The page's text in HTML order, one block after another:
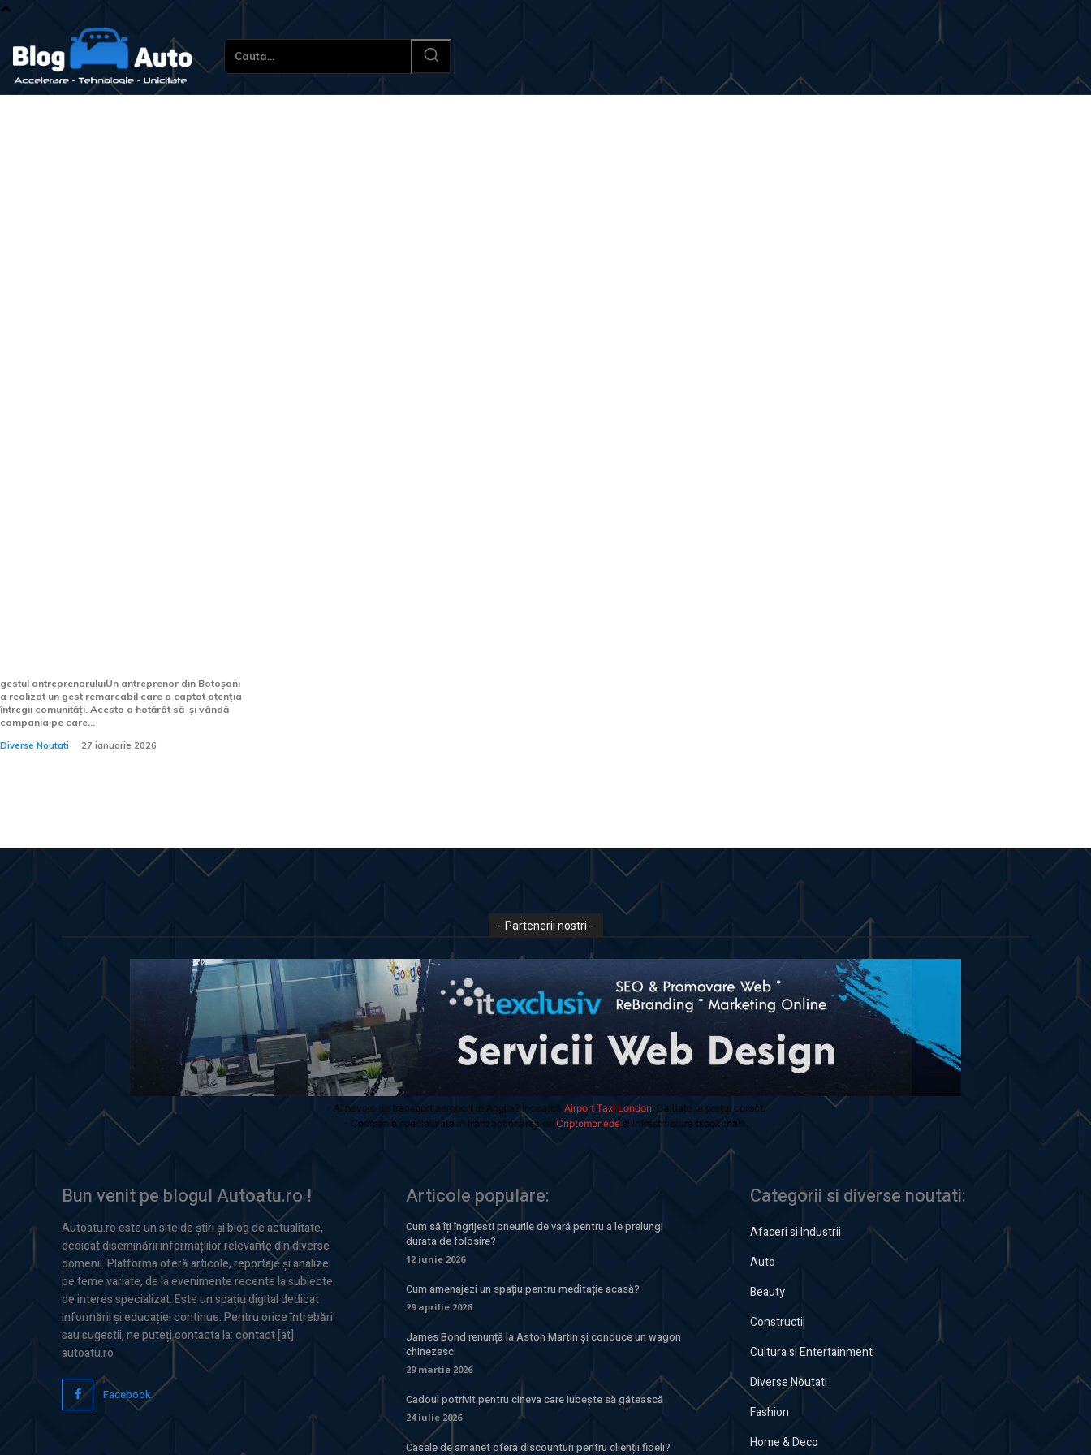
Cauta...
gestul antreprenoruluiUn antreprenor din Botoșani
a realizat un gest remarcabil care a captat atenția
întregii comunități. Acesta a hotărât să-și vândă
compania pe care...
Diverse Noutati 27 ianuarie 2026
- Partenerii nostri -
- Ai nevoie de transport aeroport in Anglia? Încearcă Airport Taxi London. Calitate la prețul corect.
- Companie specializata in tranzactionarea de Criptomonedesi infrastructura blockchain.
Bun venit pe blogul Autoatu.ro !
Autoatu.ro este un site de știri și blog de actualitate,
dedicat diseminării informațiilor relevante din diverse
domenii. Platforma oferă articole, reportaje și analize
pe teme variate, de la evenimente recente la subiecte
de interes specializat. Este un spațiu digital dedicat
informării și educației continue. Pentru orice întrebări
sau sugestii, ne puteți contacta la: contact [at]
autoatu.ro
Facebook
Articole populare:
Cum să îți îngrijești pneurile de vară pentru a le prelungi
durata de folosire?
12 iunie 2026
Cum amenajezi un spațiu pentru meditație acasă?
29 aprilie 2026
James Bond renunță la Aston Martin și conduce un wagon
chinezesc
29 martie 2026
Cadoul potrivit pentru cineva care iubește să gătească
24 iulie 2026
Casele de amanet oferă discounturi pentru clienții fideli?
Categorii si diverse noutati:
Afaceri si Industrii
Auto
Beauty
Constructii
Cultura si Entertainment
Diverse Noutati
Fashion
Home & Deco